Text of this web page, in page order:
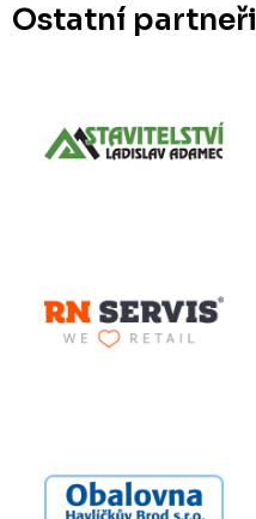
Ostatní partneři